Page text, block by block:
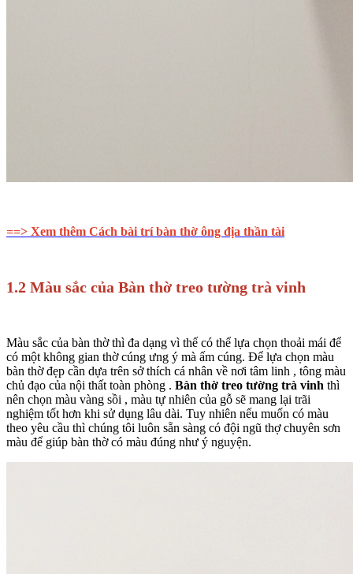
==> Xem thêm Cách bài trí bàn thờ ông địa thần tài
1.2 Màu sắc của Bàn thờ treo tường trà vinh
Màu sắc của bàn thờ thì đa dạng vì thế có thể lựa chọn thoải mái để
có một không gian thờ cúng ưng ý mà ấm cúng. Để lựa chọn màu
bàn thờ đẹp cần dựa trên sở thích cá nhân về nơi tâm linh , tông màu
chủ đạo của nội thất toàn phòng . Bàn thờ treo tường trà vinh thì
nên chọn màu vàng sồi , màu tự nhiên của gỗ sẽ mang lại trãi
nghiệm tốt hơn khi sử dụng lâu dài. Tuy nhiên nếu muốn có màu
theo yêu cầu thì chúng tôi luôn sẵn sàng có đội ngũ thợ chuyên sơn
màu để giúp bàn thờ có màu đúng như ý nguyện.